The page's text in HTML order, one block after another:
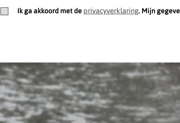
Ik ga akkoord met de privacyverklaring. Mijn